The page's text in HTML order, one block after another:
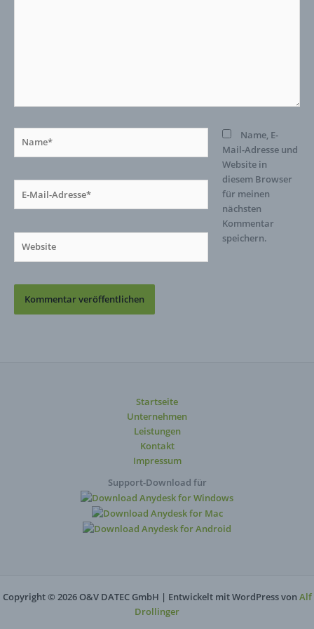
Mail-
Name, E-
Mail-Adresse und
Website in
diesem Browser
für meinen
nächsten
Kommentar
speichern.
Startseite
Unternehmen
Leistungen
Kontakt
Impressum
Support-Download für
Copyright © 2026 O&V DATEC GmbH | Entwickelt mit WordPress vonAlf
Drollinger